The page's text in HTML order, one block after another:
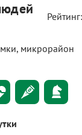
Рейтинг:
микрорайон